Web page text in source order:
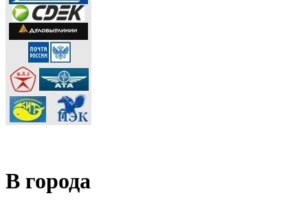
В города